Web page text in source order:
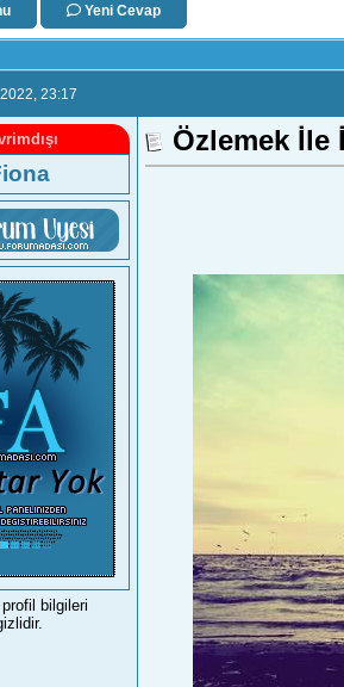
Yeni Cevap
, 23:17
profil bilgileri
Özlemek